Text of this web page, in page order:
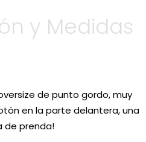
y Medidas
de punto gordo, muy
en la parte delantera, una
de prenda!